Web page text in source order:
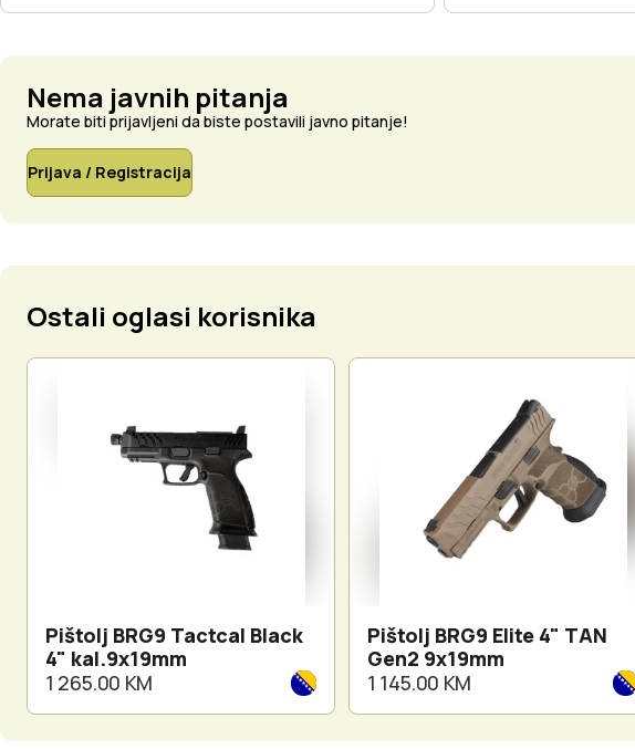
Nema javnih pitanja
Morate biti prijavljeni da biste postavili javno pitanje!
Prijava / Registracija
Ostali oglasi korisnika
Pištolj BRG9 Tactcal Black
4" kal.9x19mm
1 265.00 KM
Pištolj BRG9 Elite 4" TAN
Gen2 9x19mm
1 145.00 KM